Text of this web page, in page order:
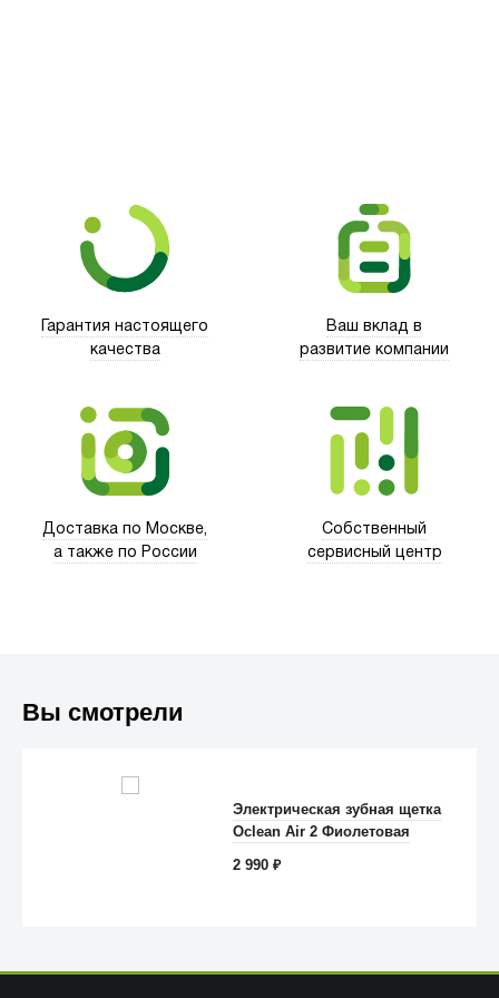
Гарантия настоящего
качества
Ваш вклад в
развитие компании
Доставка по Москве,
а также по России
Собственный
сервисный центр
Вы смотрели
Электрическая зубная щетка
Oclean Air 2 Фиолетовая
2 990₽